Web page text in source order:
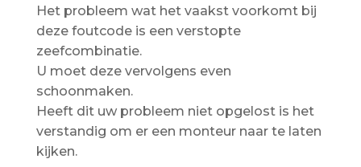
Het probleem wat het vaakst voorkomt bij
deze foutcode is een verstopte
zeefcombinatie.
U moet deze vervolgens even
schoonmaken.
Heeft dit uw probleem niet opgelost is het
verstandig om er een monteur naar te laten
kijken.